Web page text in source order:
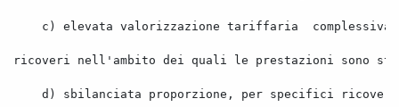
c) elevata valorizzazione tariffaria complessiva
ricoveri nell'ambito dei quali le prestazioni sono
d) sbilanciata proporzione, per specifici